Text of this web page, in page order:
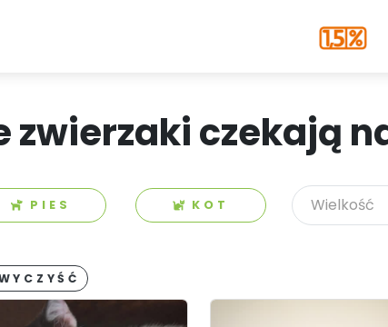
zwierzaki czekają
PIES KOT Wielkość